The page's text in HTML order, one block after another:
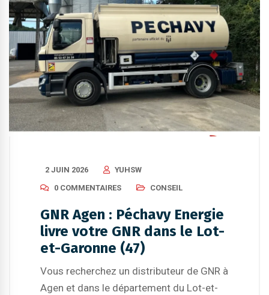
2 JUIN 2026
YUHSW
0 COMMENTAIRES
CONSEIL
GNR Agen : Péchavy Energie
livre votre GNR dans le Lot-
et-Garonne (47)
Vous recherchez un distributeur de GNR à
Agen et dans le département du Lot-et-